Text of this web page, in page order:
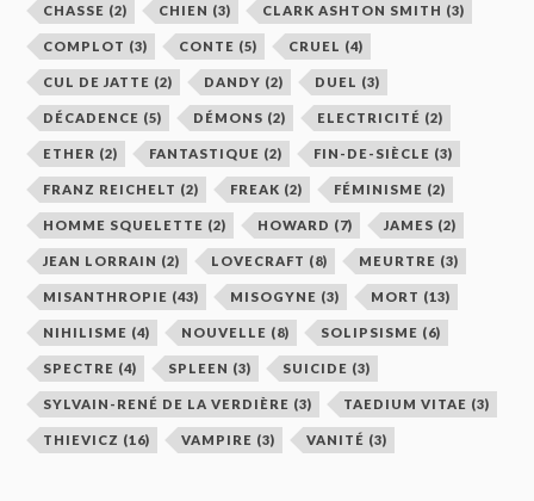
CHASSE (2) CHIEN (3) CLARK ASHTON SMITH (3)
COMPLOT (3) CONTE (5) CRUEL (4)
CUL DE JATTE (2) DANDY (2) DUEL (3)
DÉCADENCE (5) DÉMONS (2) ELECTRICITÉ (2)
ETHER (2) FANTASTIQUE (2) FIN-DE-SIÈCLE (3)
FRANZ REICHELT (2) FREAK (2) FÉMINISME (2)
HOMME SQUELETTE (2) HOWARD (7) JAMES (2)
JEAN LORRAIN (2) LOVECRAFT (8) MEURTRE (3)
MISANTHROPIE (43) MISOGYNE (3) MORT (13)
NIHILISME (4) NOUVELLE (8) SOLIPSISME (6)
SPECTRE (4) SPLEEN (3) SUICIDE (3)
SYLVAIN-RENÉ DE LA VERDIÈRE (3) TAEDIUM VITAE (3)
THIEVICZ (16) VAMPIRE (3) VANITÉ (3)